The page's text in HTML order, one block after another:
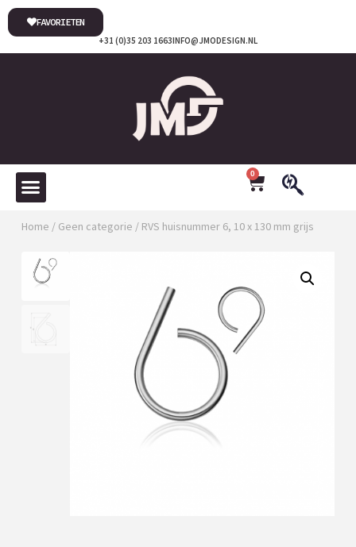
INFO@JMODESIGN.NL
+31 (0)35 203 1663
FAVORIETEN
0
Home / Geen categorie / RVS huisnummer 6, 10 x 130 mm grijs